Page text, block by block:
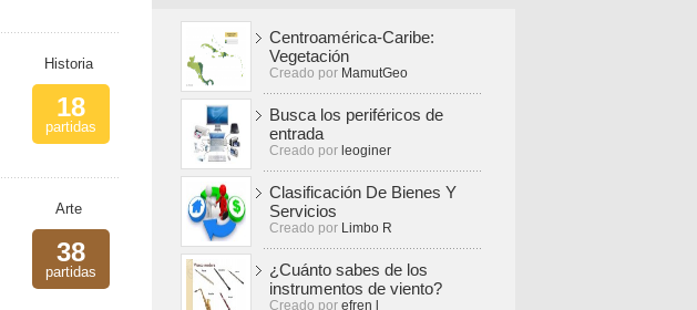
Historia
18
partidas
Arte
38
partidas
Centroamérica-Caribe:
Vegetación
Creado por MamutGeo
Busca los periféricos de
entrada
Creado por leoginer
Clasificación De Bienes Y
Servicios
Creado por Limbo R
¿Cuánto sabes de los
instrumentos de viento?
Creado por efren l